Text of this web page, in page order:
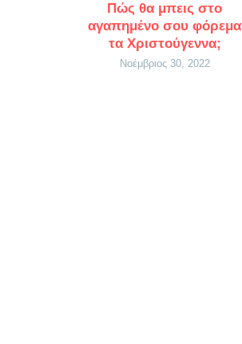
Πώς θα μπεις στο
αγαπημένο σου φόρεμα
τα Χριστούγεννα;
Νοέμβριος 30, 2022